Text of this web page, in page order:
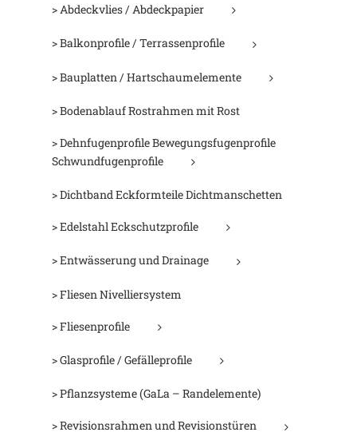
> Abdeckvlies / Abdeckpapier
> Balkonprofile / Terrassenprofile
> Bauplatten / Hartschaumelemente
> Bodenablauf Rostrahmen mit Rost
> Dehnfugenprofile Bewegungsfugenprofile
Schwundfugenprofile
> Dichtband Eckformteile Dichtmanschetten
> Edelstahl Eckschutzprofile
> Entwässerung und Drainage
> Fliesen Nivelliersystem
> Fliesenprofile
> Glasprofile / Gefälleprofile
> Pflanzsysteme (GaLa – Randelemente)
> Revisionsrahmen und Revisionstüren